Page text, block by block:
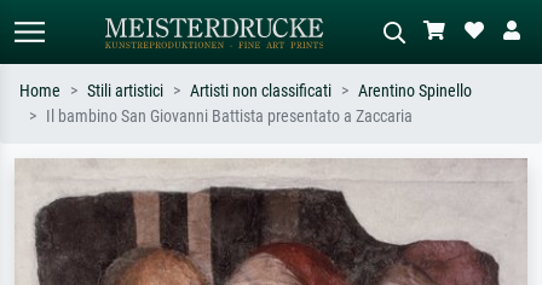
Cerca per artista, titolo o stile – es.
Monet, Notte stellata,
Impressionismo, onda di Hokusai,
nudo.
Descrivi la scena – es. prato verde,
astratto con molto rosso, dipinto a
olio scuro, nudo in piedi vicino a un
albero.
Home Stili artistici Artisti non classificati
Arentino Spinello
Il bambino San Giovanni Battista presentato a Zaccaria